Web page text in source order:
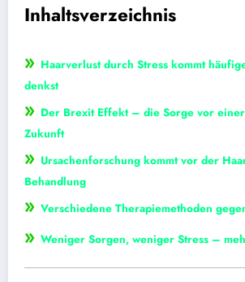
Inhaltsverzeichnis
» Haarverlust durch Stress kommt
denkst
» Der Brexit Effekt – die Sorge vor
Zukunft
» Ursachenforschung kommt vor der
Behandlung
» Verschiedene Therapiemethoden
» Weniger Sorgen, weniger Stress –